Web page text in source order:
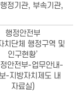
정기관, 부속기관,
행정안전부
치단체 행정구역 및
인구현황’
안전부-업무안내-
-지방자치제도 내
자료실)